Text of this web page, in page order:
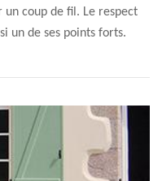
coup de fil. Le respect
un de ses points forts.